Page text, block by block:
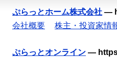
ぷらっとホーム株式会社 —
会社概要
株主・投資家情
ぷらっとオンライン —